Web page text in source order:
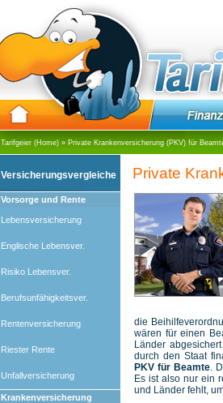
Tarifgeier (Home) » Private Krankenversicherung (PKV) für
Versicherungsvergleiche
Vorsorge und Rente
Lebensversicherung
Englische Lebensver.
Risiko Lebensver.
Berufsunfähigkeitsver.
Rentenversicherung
Riester Rente
Unfallversicherung
Krankenversicherung
Private
die
wären für einen
Länder
durch den Staat
PKV für Beamte.
Es ist also nur ein
und Länder fehlt,